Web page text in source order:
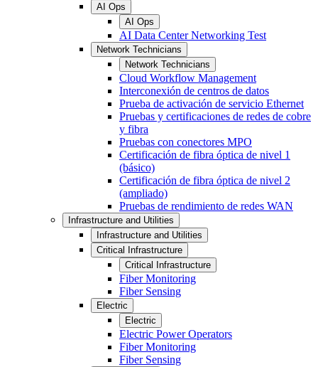
AI Ops
AI Ops
AI Data Center Networking Test
Network Technicians
Network Technicians
Cloud Workflow Management
Interconexión de centros de datos
Prueba de activación de servicio Ethernet
Pruebas y certificaciones de redes de cobre
y fibra
Pruebas con conectores MPO
Certificación de fibra óptica de nivel 1
(básico)
Certificación de fibra óptica de nivel 2
(ampliado)
Pruebas de rendimiento de redes WAN
Infrastructure and Utilities
Infrastructure and Utilities
Critical Infrastructure
Critical Infrastructure
Fiber Monitoring
Fiber Sensing
Electric
Electric
Electric Power Operators
Fiber Monitoring
Fiber Sensing